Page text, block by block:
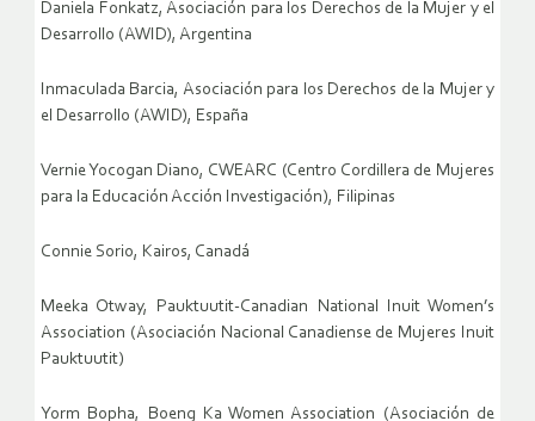
Daniela Fonkatz, Asociación para los Derechos de la Mujer y el
Desarrollo (AWID), Argentina
Inmaculada Barcia, Asociación para los Derechos de la Mujer y
el Desarrollo (AWID), España
Vernie Yocogan Diano, CWEARC (Centro Cordillera de Mujeres
para la Educación Acción Investigación), Filipinas
Connie Sorio, Kairos, Canadá
Meeka Otway, Pauktuutit-Canadian National Inuit Women’s
Association (Asociación Nacional Canadiense de Mujeres Inuit
Pauktuutit)
Yorm Bopha, Boeng Ka Women Association (Asociación de